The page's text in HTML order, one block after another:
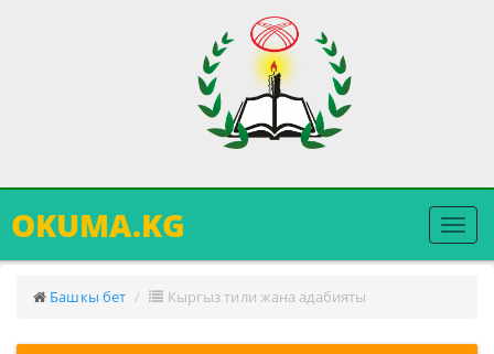
OKUMA.KG
Башкы бет Кыргыз тили жана адабияты